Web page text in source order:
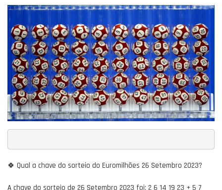
🍀 Qual a chave do sorteio do Euromilhões 26 Setembro 2023?
A chave do sorteio de 26 Setembro 2023 foi: 2 6 14 19 23 + 5 7